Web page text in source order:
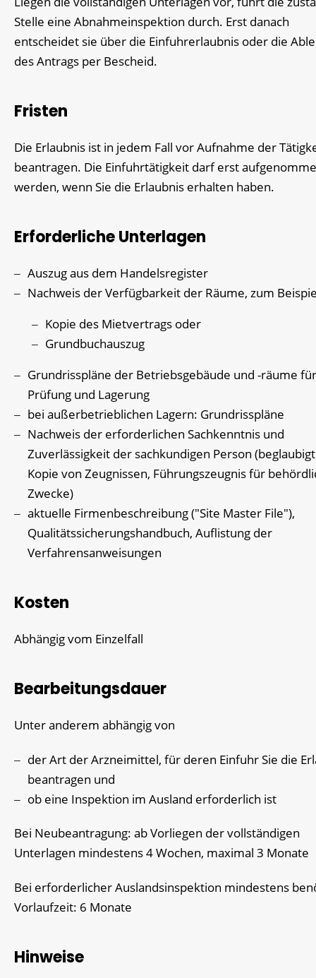
Stelle eine Abnahmeinspektion durch. Erst danach
entscheidet sie über die Einfuhrerlaubnis oder die
des Antrags per Bescheid.
Fristen
Die Erlaubnis ist in jedem Fall vor Aufnahme der
beantragen. Die Einfuhrtätigkeit darf erst
werden, wenn Sie die Erlaubnis erhalten haben.
Erforderliche Unterlagen
Auszug aus dem Handelsregister
Nachweis der Verfügbarkeit der Räume, zum
Kopie des Mietvertrags oder
Grundbuchauszug
Grundrisspläne der Betriebsgebäude und -räume für
Prüfung und Lagerung
bei außerbetrieblichen Lagern: Grundrisspläne
Nachweis der erforderlichen Sachkenntnis und
Zuverlässigkeit der sachkundigen Person
Kopie von Zeugnissen, Führungszeugnis für
Zwecke)
aktuelle Firmenbeschreibung ("Site Master File"),
Qualitätssicherungshandbuch, Auflistung der
Verfahrensanweisungen
Kosten
Abhängig vom Einzelfall
Bearbeitungsdauer
Unter anderem abhängig von
der Art der Arzneimittel, für deren Einfuhr Sie die
beantragen und
ob eine Inspektion im Ausland erforderlich ist
Bei Neubeantragung: ab Vorliegen der vollständigen
Unterlagen mindestens 4 Wochen, maximal 3 Monate
Bei erforderlicherAuslandsinspektion mindestens
Vorlaufzeit: 6 Monate
Hinweise